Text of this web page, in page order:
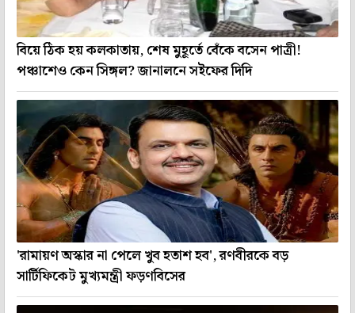
বিয়ে ঠিক হয় কলকাতায়, শেষ মুহূর্তে বেঁকে বসেন পাত্রী!
পঞ্চাশেও কেন সিঙ্গল? জানালনে সইফের দিদি
'রামায়ণ অস্কার না পেলে খুব হতাশ হব', রণবীরকে বড়
সার্টিফিকেট মুখ্যমন্ত্রী ফড়ণবিসের